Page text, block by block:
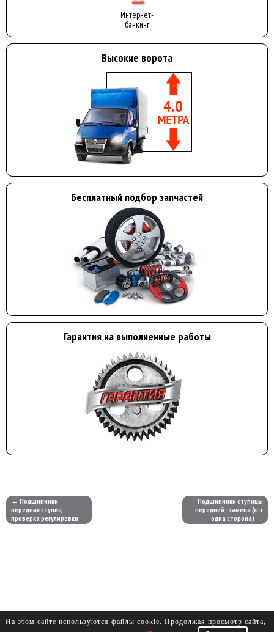
Интернет-
банкинг
Высокие ворота
Бесплатный подбор запчастей
Гарантия на выполненные работы
← Подшипники
передних ступиц -
проверка регулировки
Подшипники ступицы
передней - замена (к-т
одна сторона) →
На этом сайте используются файлы cookie. Продолжая просмотр сайта,